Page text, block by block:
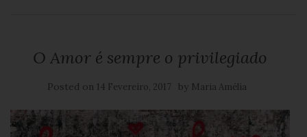
O Amor é sempre o privilegiado
Posted on 14 Fevereiro, 2017 by Maria Amélia